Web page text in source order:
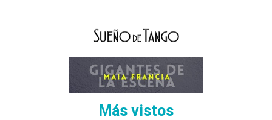
Más vistos